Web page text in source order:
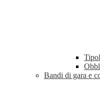
Bandi di gara e